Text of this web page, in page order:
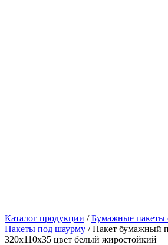
Каталог продукции /Бумажные пакеты
Пакеты под шаурму / Пакет бумажный
320x110x35 цвет белый жиростойкий